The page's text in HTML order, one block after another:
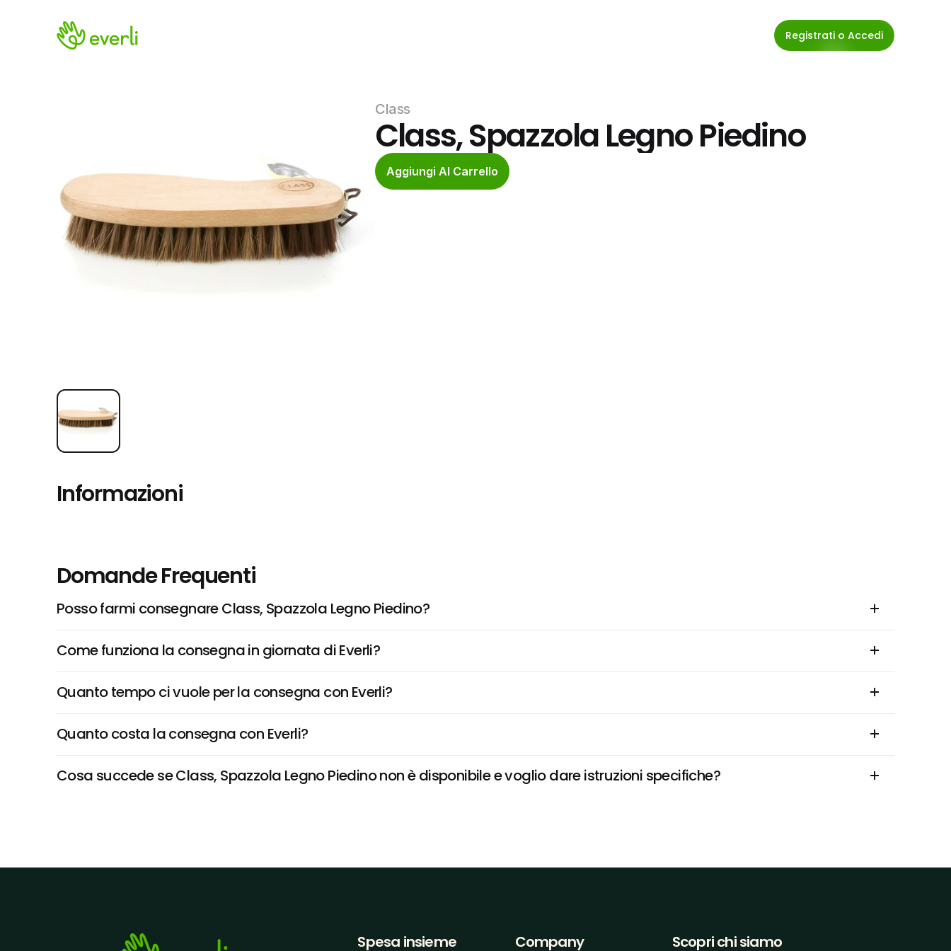
Registrati o Accedi
Class
Class, Spazzola Legno Piedino
Aggiungi Al Carrello
Informazioni
Domande Frequenti
Posso farmi consegnare Class, Spazzola Legno Piedino?
Come funziona la consegna in giornata di Everli?
Quanto tempo ci vuole per la consegna con Everli?
Quanto costa la consegna con Everli?
Cosa succede se Class, Spazzola Legno Piedino non è disponibile e voglio dare istruzioni specifiche?
Spesa insieme Company Scopri chi siamo